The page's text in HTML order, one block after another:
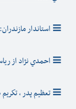
استاندار
احمدي نژاد از
تعظيم پدر ،